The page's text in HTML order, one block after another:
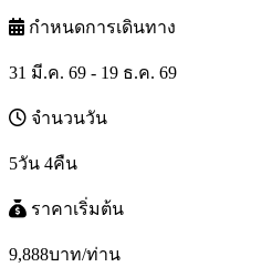
กำหนดการเดินทาง
31 มี.ค. 69 - 19 ธ.ค. 69
จำนวนวัน
5วัน 4คืน
ราคาเริ่มต้น
9,888บาท/ท่าน